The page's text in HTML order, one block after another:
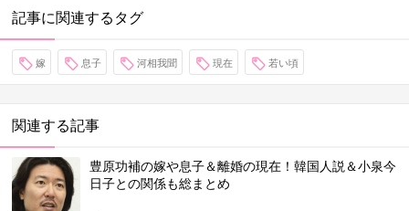
記事に関連するタグ
嫁 息子 河相我聞 現在 若い頃
関連する記事
豊原功補の嫁や息子＆離婚の現在！韓国人説＆小泉今
日子との関係も総まとめ